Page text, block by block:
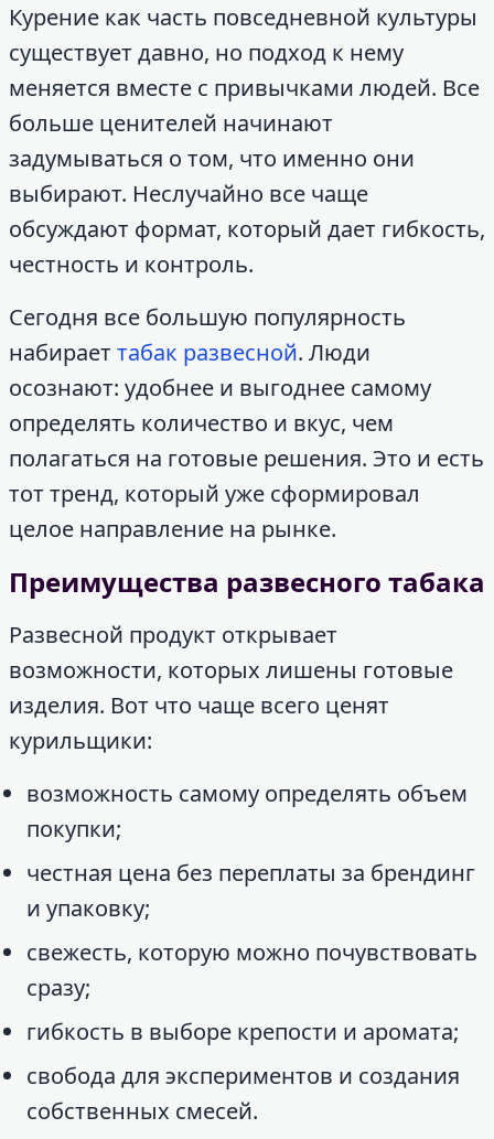
Курение как часть повседневной культуры
существует давно, но подход к нему
меняется вместе с привычками людей. Все
больше ценителей начинают
задумываться о том, что именно они
выбирают. Неслучайно все чаще
обсуждают формат, который дает гибкость,
честность и контроль.
Сегодня все большую популярность
набирает табак развесной. Люди
осознают: удобнее и выгоднее самому
определять количество и вкус, чем
полагаться на готовые решения. Это и есть
тот тренд, который уже сформировал
целое направление на рынке.
Преимущества развесного табака
Развесной продукт открывает
возможности, которых лишены готовые
изделия. Вот что чаще всего ценят
курильщики:
возможность самому определять объем
покупки;
честная цена без переплаты за брендинг
и упаковку;
свежесть, которую можно почувствовать
сразу;
гибкость в выборе крепости и аромата;
свобода для экспериментов и создания
собственных смесей.